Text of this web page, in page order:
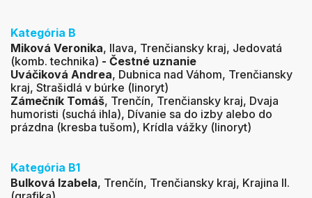
Kategória B
Miková Veronika, Ilava, Trenčiansky kraj, Jedovatá
(komb. technika) - Čestné uznanie
Uváčiková Andrea, Dubnica nad Váhom, Trenčiansky
kraj, Strašidlá v búrke (linoryt)
Zámečník Tomáš, Trenčín, Trenčiansky kraj, Dvaja
humoristi (suchá ihla), Dívanie sa do izby alebo do
prázdna (kresba tušom), Krídla vážky (linoryt)
Kategória B1
Bulková Izabela, Trenčín, Trenčiansky kraj, Krajina II.